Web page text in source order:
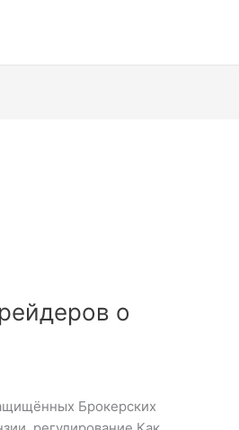
о
Брокерских